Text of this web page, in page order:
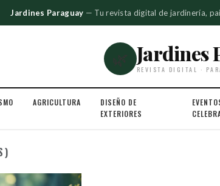
Jardines Paraguay — Tu revista digital de jardinería,
🌿 Jardines
REVISTA DIGITAL ·
AGRICULTURA
DISEÑO DE
EXTERIORES